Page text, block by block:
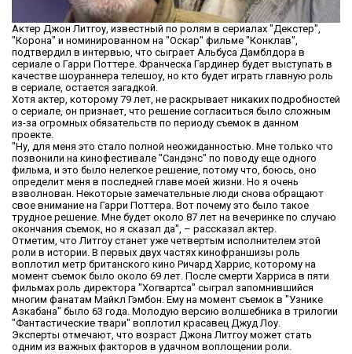
Актер Джон Литгоу, известный по ролям в сериалах "Декстер",
"Корона" и номинированном на "Оскар" фильме "Конклав",
подтвердил в интервью, что сыграет Альбуса Дамблдора в
сериале о Гарри Поттере. Франческа Гардинер будет выступать в
качестве шоураннера телешоу, но кто будет играть главную роль
в сериале, остается загадкой.
Хотя актер, которому 79 лет, не раскрывает никаких подробностей
о сериале, он признает, что решение согласиться было сложным
из-за огромных обязательств по периоду съемок в данном
проекте.
"Ну, для меня это стало полной неожиданностью. Мне только что
позвонили на кинофестивале "Сандэнс" по поводу еще одного
фильма, и это было нелегкое решение, потому что, боюсь, оно
определит меня в последней главе моей жизни. Но я очень
взволнован. Некоторые замечательные люди снова обращают
свое внимание на Гарри Поттера. Вот почему это было такое
трудное решение. Мне будет около 87 лет на вечеринке по случаю
окончания съемок, но я сказал да", – рассказал актер.
Отметим, что Литгоу станет уже четвертым исполнителем этой
роли в истории. В первых двух частях кинофраншизы роль
воплотил метр британского кино Ричард Харрис, которому на
момент съемок было около 69 лет. После смерти Харриса в пяти
фильмах роль директора "Хогвартса" сыграл запомнившийся
многим фанатам Майкл Гэмбон. Ему на момент съемок в "Узнике
Азкабана" было 63 года. Молодую версию волшебника в трилогии
"Фантастические твари" воплотил красавец Джуд Лоу.
Эксперты отмечают, что возраст Джона Литгоу может стать
одним из важных факторов в удачном воплощении роли.